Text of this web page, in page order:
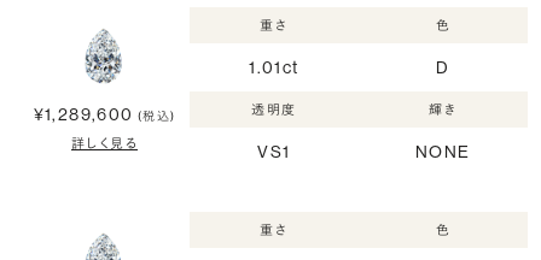
¥1,289,600 (税込)
詳しく見る
重さ
1.01ct
色
D
透明度
VS1
輝き
NONE
重さ 色